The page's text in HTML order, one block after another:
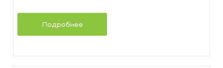
Подробнее